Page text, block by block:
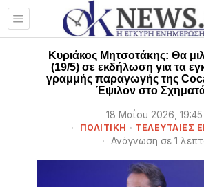
Κυριάκος Μητσοτάκης: Θα
(19/5) σε εκδήλωση για τα
γραμμής παραγωγής της
Έψιλον στο
18 Μαΐου 2026, 19:45
ΠΟΛΙΤΙΚΗ · ΤΕΛΕΥΤΑΙΕΣ
Ανάγνωση σε 1